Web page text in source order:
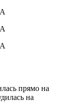
прямо на
на